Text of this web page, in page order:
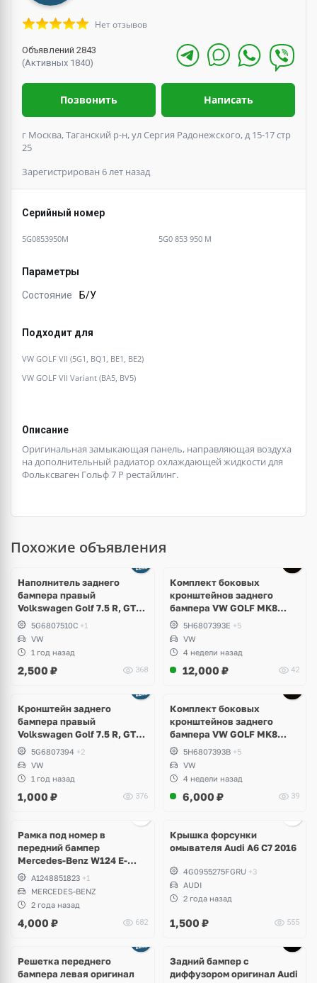
Нет отзывов
Объявлений 2843
(Активных 1840)
Позвонить Написать
г Москва, Таганский р-н, ул Сергия Радонежского, д 15-17 стр
25
Зарегистрирован 6 лет назад
Серийный номер
5G0853950M 5G0 853 950 M
Параметры
Состояние Б/У
Подходит для
VW GOLF VII (5G1, BQ1, BE1, BE2)
VW GOLF VII Variant (BA5, BV5)
Описание
Оригинальная замыкающая панель, направляющая воздуха
на дополнительный радиатор охлаждающей жидкости для
Фольксваген Гольф 7 Р рестайлинг.
Похожие объявления
Наполнитель заднего
бампера правый
Volkswagen Golf 7.5 R, GTI,
GTD5G6807510C +1
VW
1 год назад
2,500 ₽ 368
Комплект боковых
кронштейнов заднего
бампера VW GOLF MK8
5H6807394E; 5H6807393E
5H6807393E +5
VW
4 недели назад
12,000 ₽ 42
Кронштейн заднего
бампера правый
Volkswagen Golf 7.5 R, GTI,
GTD, e-Golf
5G6807394 +2
VW
1 год назад
1,000 ₽ 376
Комплект боковых
кронштейнов заднего
бампера VW GOLF MK8
5H6807393B; 5H6807394B
5H6807393B +5
VW
4 недели назад
6,000 ₽ 39
Рамка под номер в
передний бампер
Mercedes-Benz W124 E-
KlassA1248851823 +1
MERCEDES-BENZ
2 года назад
4,000 ₽ 682
Крышка форсунки
омывателя Audi A6 C7 2016
4G0955275FGRU +3
AUDI
2 года назад
1,500 ₽ 555
Решетка переднего
бампера левая оригинал
Задний бампер с
диффузором оригинал Audi